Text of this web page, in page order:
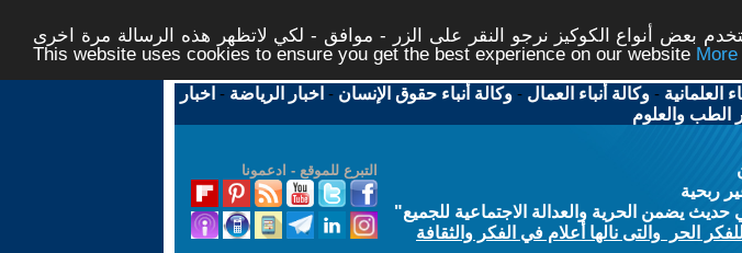
بعض أنواع الكوكيز نرجو النقر على الزر - موافق - لكي لاتظهر هذه الرسالة مرة اخرى -
This website uses cookies to ensure you get the best experience on our website
العلمانية -وكالة أنباء العمال -وكالة أنباء حقوق الإنسان - اخبار الرياضة - اخبار
الطب والعلوم
التبرع للموقع - ادعمونا
ربحية
يضمن الحرية والعدالة الاجتماعية للجميع"
الحر والتى نالها أعلام في الفكر والثقافة